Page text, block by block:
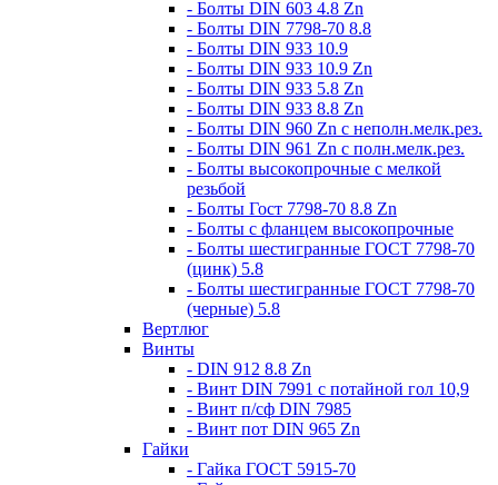
- Болты DIN 603 4.8 Zn
- Болты DIN 7798-70 8.8
- Болты DIN 933 10.9
- Болты DIN 933 10.9 Zn
- Болты DIN 933 5.8 Zn
- Болты DIN 933 8.8 Zn
- Болты DIN 960 Zn c неполн.мелк.рез.
- Болты DIN 961 Zn с полн.мелк.рез.
- Болты высокопрочные с мелкой
резьбой
- Болты Гост 7798-70 8.8 Zn
- Болты с фланцем высокопрочные
- Болты шестигранные ГОСТ 7798-70
(цинк) 5.8
- Болты шестигранные ГОСТ 7798-70
(черные) 5.8
Вертлюг
Винты
- DIN 912 8.8 Zn
- Винт DIN 7991 c потайной гол 10,9
- Винт п/сф DIN 7985
- Винт пот DIN 965 Zn
Гайки
- Гайка ГОСТ 5915-70